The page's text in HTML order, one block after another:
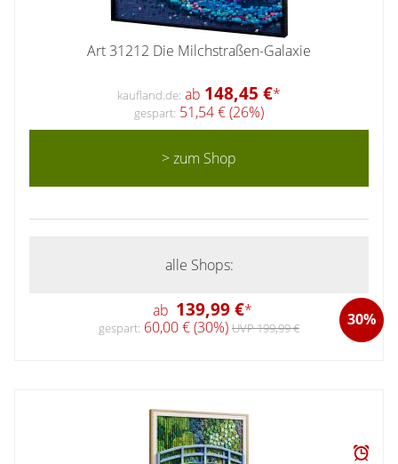
Art 31212 Die Milchstraßen-Galaxie
kaufland.de: ab 148,45 €*
gespart: 51,54 € (26%)
> zum Shop
alle Shops:
ab 139,99 €* 30%
gespart: 60,00 € (30%) UVP 199,99 €